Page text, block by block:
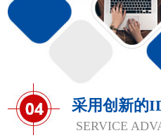
采用创新的
SERVICE